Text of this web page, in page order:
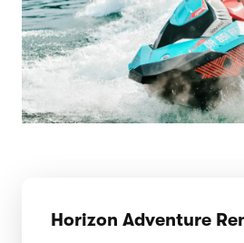
Horizon Adventure